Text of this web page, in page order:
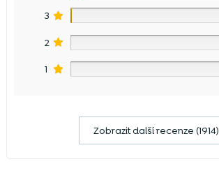
3
2
1
Zobrazit další recenze (1914)